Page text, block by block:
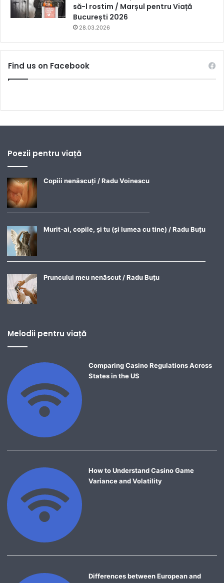
să-l rostim / Marșul pentru Viață
București 2026
28.03.2026
Find us on Facebook
Poezii pentru viață
Copiii nenăscuți / Radu Voinescu
Murit-ai, copile, și tu (și lumea cu tine) / Radu Buțu
Pruncului meu nenăscut / Radu Buțu
Melodii pentru viață
Comparing Casino Regulations Across
States in the US
How to Understand Casino Game
Variance and Volatility
Differences between European and